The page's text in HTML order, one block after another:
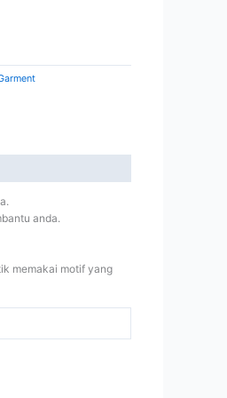
anda.
memakai motif yang